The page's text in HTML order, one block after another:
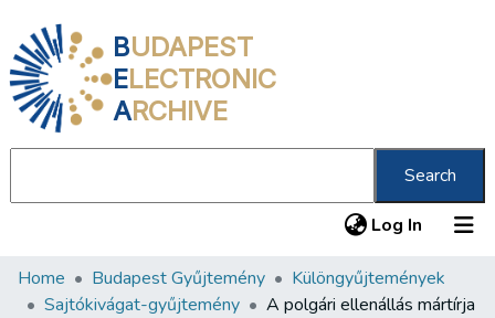
BUDAPEST
ELECTRONIC
ARCHIVE
Search
Log In (current)
Communities & Collections
Home Budapest Gyűjtemény
Különgyűjtemények
Sajtókivágat-gyűjtemény
A polgári ellenállás mártírja